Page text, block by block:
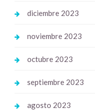
diciembre 2023
noviembre 2023
octubre 2023
septiembre 2023
agosto 2023